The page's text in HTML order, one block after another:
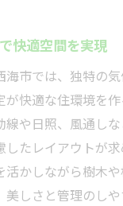
快適空間を実現
海市では、独特の
快適な住環境を作
線や日照、風通し
したレイアウトが
活かしながら樹木
美しさと管理のし